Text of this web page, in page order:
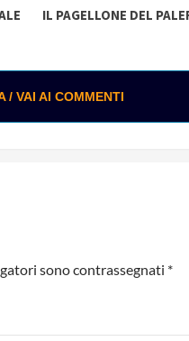
IL PAGELLONE DEL
/ VAI AI COMMENTI
sono contrassegnati *